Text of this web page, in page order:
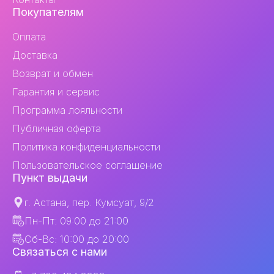
Покупателям
Оплата
Доставка
Возврат и обмен
Гарантия и сервис
Программа лояльности
Публичная оферта
Политика конфиденциальности
Пользовательское соглашение
Пункт выдачи
г. Астана, пер. Кумсуат, 9/2
Пн-Пт: 09:00 до 21:00
Сб-Вс: 10:00 до 20:00
Связаться с нами